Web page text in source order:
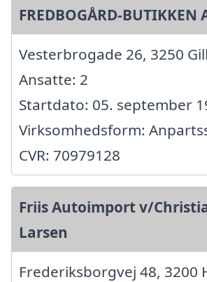
FREDBOGÅRD-BUTIKKEN
Vesterbrogade 26, 3250
Ansatte: 2
Startdato: 05. september
Virksomhedsform:
CVR: 70979128
Friis Autoimport v/
Larsen
Frederiksborgvej 48, 3200